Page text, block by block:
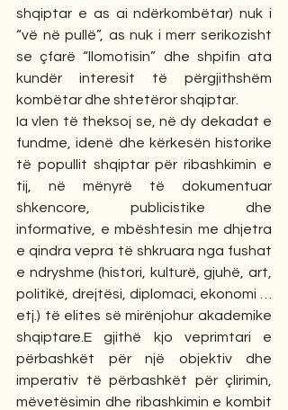
shqiptar e as ai ndërkombëtar) nuk i
“vë në pullë”, as nuk i merr serikozisht
se çfarë “llomotisin” dhe shpifin ata
kundër interesit të përgjithshëm
kombëtar dhe shtetëror shqiptar.
Ia vlen të theksoj se, në dy dekadat e
fundme, idenë dhe kërkesën historike
të popullit shqiptar për ribashkimin e
tij, në mënyrë të dokumentuar
shkencore, publicistike dhe
informative, e mbështesin me dhjetra
e qindra vepra të shkruara nga fushat
e ndryshme (histori, kulturë, gjuhë, art,
politikë, drejtësi, diplomaci, ekonomi …
etj.) të elites së mirënjohur akademike
shqiptare.E gjithë kjo veprimtari e
përbashkët për një objektiv dhe
imperativ të përbashkët për çlirimin,
mëvetësimin dhe ribashkimin e kombit